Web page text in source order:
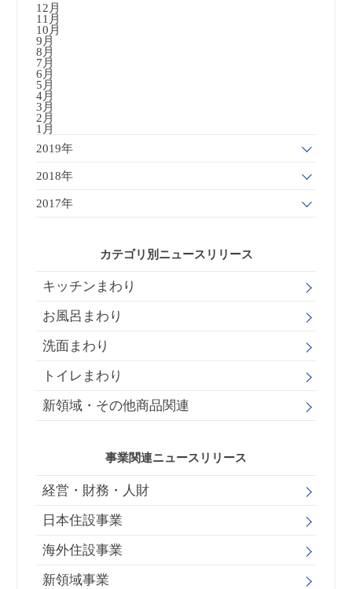
12月
11月
10月
9月
8月
7月
6月
5月
4月
3月
2月
1月
2019年
2018年
2017年
カテゴリ別ニュースリリース
キッチンまわり
お風呂まわり
洗面まわり
トイレまわり
新領域・その他商品関連
事業関連ニュースリリース
経営・財務・人財
日本住設事業
海外住設事業
新領域事業